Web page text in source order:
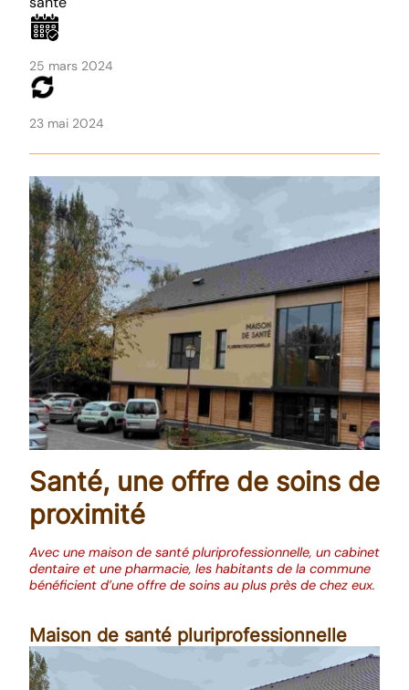
25 mars 2024
23 mai 2024
Santé, une offre de soins de
proximité
Avec une maison de santé pluriprofessionnelle, un cabinet
dentaire et une pharmacie, les habitants de la commune
bénéficient d’une offre de soins au plus près de chez eux.
Maison de santé pluriprofessionnelle